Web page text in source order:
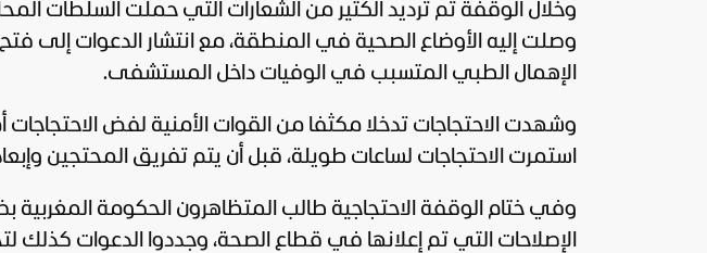
وخلال الوقفة تم ترديد الكثير من الشعارات التي حملت السلطات
وصلت إليه الأوضاع الصحية في المنطقة، مع انتشار الدعوات إلى
الإهمال الطبي المتسبب في الوفيات داخل المستشفى.
وشهدت الاحتجاجات تدخلا مكثفا من القوات الأمنية لفض الاحتجاجات
استمرت الاحتجاجات لساعات طويلة، قبل أن يتم تفريق المحتجين
وفي ختام الوقفة الاحتجاجية طالب المتظاهرون الحكومة المغربية
الإصلاحات التي تم إعلانها في قطاع الصحة، وجددوا الدعوات